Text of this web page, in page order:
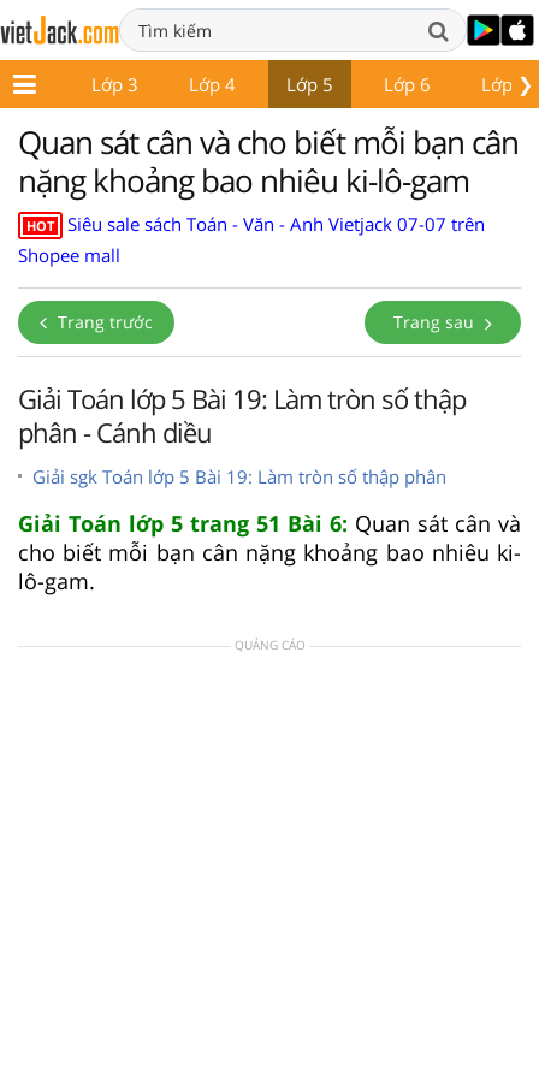
❯
2 Lớp 3 Lớp 4 Lớp 5 Lớp 6 Lớp 7
Quan sát cân và cho biết mỗi bạn cân
nặng khoảng bao nhiêu ki-lô-gam
HOT
Siêu sale sách Toán - Văn - Anh Vietjack 07-07 trên
Shopee mall
Trang trước Trang sau
Giải Toán lớp 5 Bài 19: Làm tròn số thập
phân - Cánh diều
Giải sgk Toán lớp 5 Bài 19: Làm tròn số thập phân
Giải Toán lớp 5 trang 51 Bài 6: Quan sát cân và
cho biết mỗi bạn cân nặng khoảng bao nhiêu ki-
lô-gam.
QUẢNG CÁO